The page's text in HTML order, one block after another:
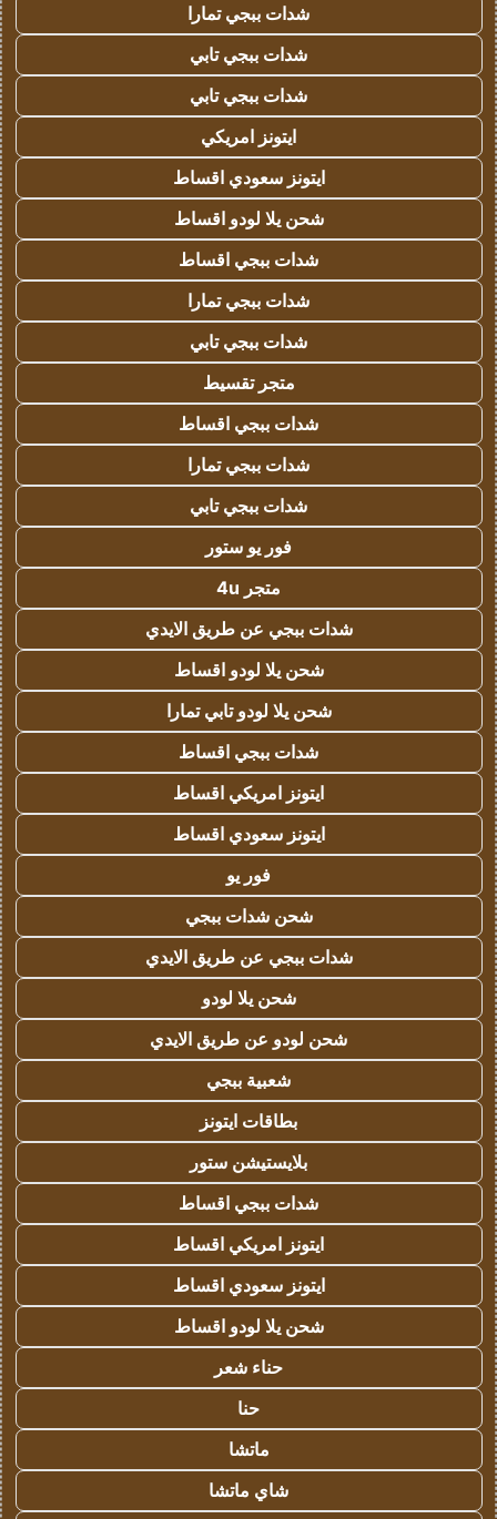
شدات ببجي تمارا
شدات ببجي تابي
شدات ببجي تابي
ايتونز امريكي
ايتونز سعودي اقساط
شحن يلا لودو اقساط
شدات ببجي اقساط
شدات ببجي تمارا
شدات ببجي تابي
متجر تقسيط
شدات ببجي اقساط
شدات ببجي تمارا
شدات ببجي تابي
فور يو ستور
متجر 4u
شدات ببجي عن طريق الايدي
شحن يلا لودو اقساط
شحن يلا لودو تابي تمارا
شدات ببجي اقساط
ايتونز امريكي اقساط
ايتونز سعودي اقساط
فور يو
شحن شدات ببجي
شدات ببجي عن طريق الايدي
شحن يلا لودو
شحن لودو عن طريق الايدي
شعبية ببجي
بطاقات ايتونز
بلايستيشن ستور
شدات ببجي اقساط
ايتونز امريكي اقساط
ايتونز سعودي اقساط
شحن يلا لودو اقساط
حناء شعر
حنا
ماتشا
شاي ماتشا